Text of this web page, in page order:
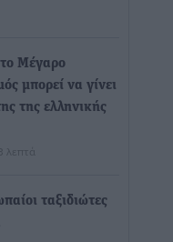
Μέγαρο
μπορεί να γίνει
της ελληνικής
λεπτά
ταξιδιώτες